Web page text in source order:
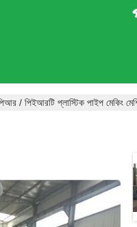
/ পিইআরটি প্লাস্টিক পাইপ মেকিং